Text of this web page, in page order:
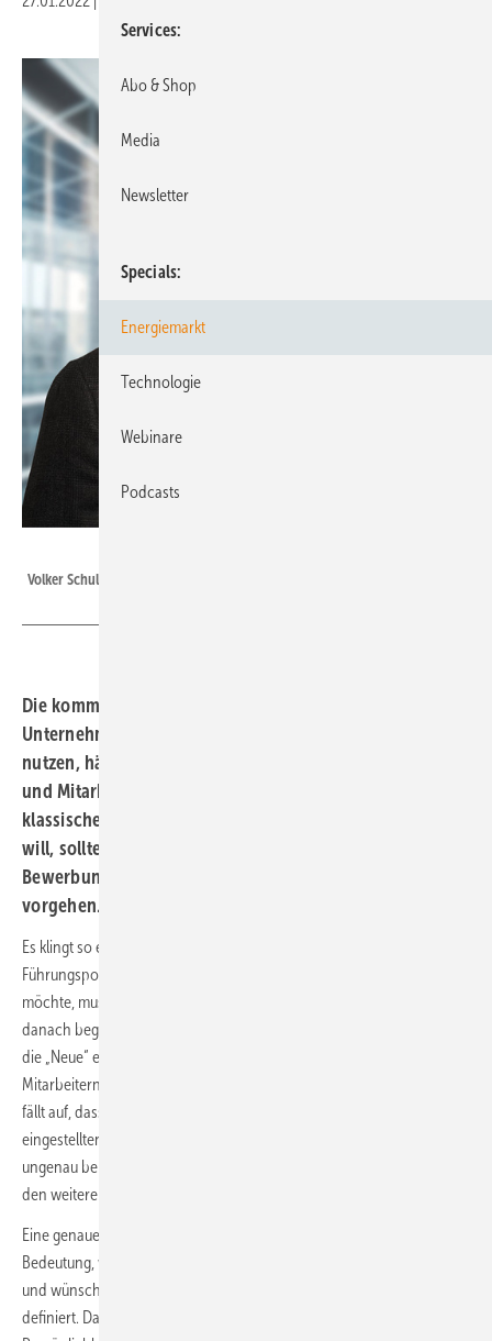
Volker Schulz, Partner & Director sowie Team Leader, Mercuri Urval
Die kommenden Jahre halten viele Chancen für die
Unternehmen der erneuerbaren Energien bereit. Diese zu
nutzen, hängt im Wesentlichen von den Führungskräften
und Mitarbeitern der Unternehmen ab. Wer die fünf
klassischen Fehler bei der Stellenbesetzung vermeiden
will, sollte vor, während und nach
Bewerbungsgesprächen gründlich und reflektiert
vorgehen.
Es klingt so einfach und ist doch so schwer. Wer eine neue
Führungsposition besetzen oder seine Abteilung personell aufstocken
möchte, muss wissen, was er finden möchte, ehe er sich auf die Suche
danach begibt. Das heißt konkret: Welche Aufgaben sollen der oder
die „Neue“ erfüllen und welche Ziele gilt es mit den zusätzlichen
Mitarbeitern zu erreichen? Bei vielen Gesprächen mit Entscheidern
fällt auf, dass die kurz- und mittelfristigen Ergebnisse, die von neu
eingestellten Managern und Fachkräften erwartet werden, recht
ungenau benannt werden. Dieser erste Fehler überschattet jedoch
den weiteren Auswahlprozess.
Eine genaue Aufgaben- und Zieldefinition ist schon deshalb von
Bedeutung, weil sich daraus das Stellenprofil ableitet, das notwendige
und wünschenswerte Kompetenzen für den oder die Neue im Team
definiert. Darüber hinaus beschreibt es auch
Services
Abo & Shop
Media
Newsletter
Specials
Energiemarkt
Technologie
Webinare
Podcasts